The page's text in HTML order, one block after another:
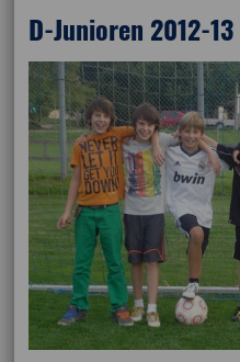
D-Junioren 2012-13